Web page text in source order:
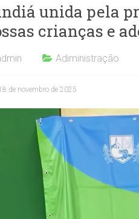
unida pela
crianças e
Adiministração
de novembro de 2025